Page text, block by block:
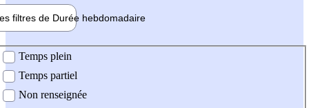
filtres de Durée hebdomadaire
Temps plein
Temps partiel
Non renseignée